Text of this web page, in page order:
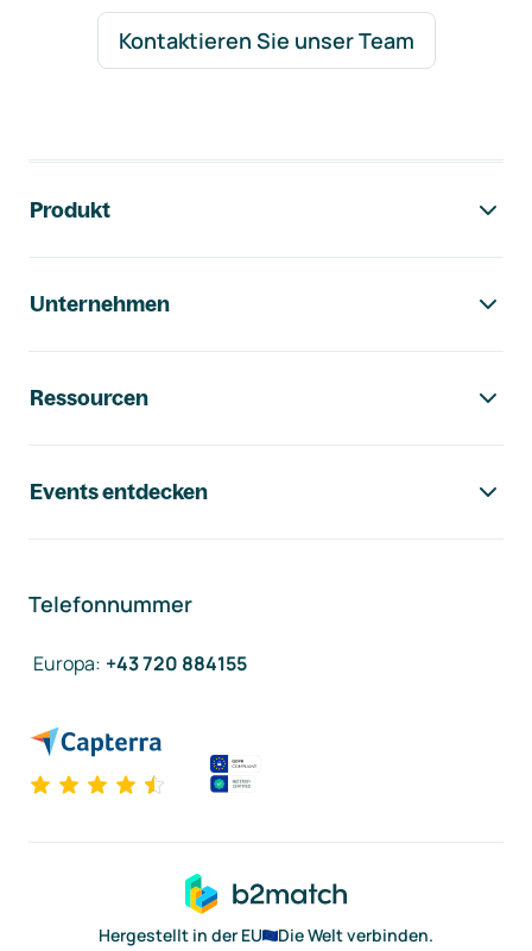
Kontaktieren Sie unser Team
Produkt
Unternehmen
Ressourcen
Events entdecken
Telefonnummer
Europa: +43 720 884155
Hergestellt in der EU
Die Welt verbinden.